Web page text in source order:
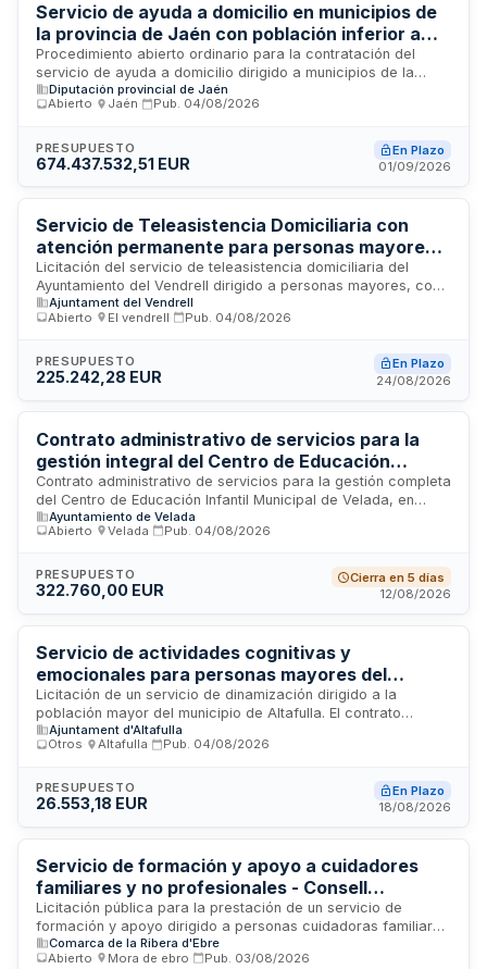
Servicio de ayuda a domicilio en municipios de
la provincia de Jaén con población inferior a
20.000 habitantes
Procedimiento abierto ordinario para la contratación del
servicio de ayuda a domicilio dirigido a municipios de la
provincia de Jaén con población inferior a 20.000 habitantes.
El servicio comprende la asignación de personal auxiliar
mensuales según prescripción, la colaboración con
protocolos técnicos de la Diputación Provincial, la
incidencias y el cumplimiento de responsabilidades en
situaciones excepcionales. La ejecución se ampara en
créditos específicos y se divide en lotes adjudicables según
criterios objetivos.
Diputación provincial de Jaén
Abierto
Jaén Pub. 04/08/2026
PRESUPUESTO
674.437.532,51 EUR
En Plazo
01/09/2026
Servicio de Teleasistencia Domiciliaria con
atención permanente para personas mayores y
en situación de dependencia - Ayuntamiento
del Vendrell
Licitación del servicio de teleasistencia domiciliaria del
Ayuntamiento del Vendrell dirigido a personas mayores, con
dependencia o discapacidad residentes en el municipio. El
servicio garantiza atención permanente veinticuatro horas al
tecnologías de información y comunicación. Está destinado a
promover la permanencia en el entorno habitual, garantizar
fomentar autonomía personal, proporcionar seguridad y
prevenir situaciones de aislamiento social, soledad no
deseada o riesgo domiciliario.
Ajuntament del Vendrell
Abierto
El vendrell Pub. 04/08/2026
PRESUPUESTO
225.242,28 EUR
En Plazo
24/08/2026
Contrato administrativo de servicios para la
gestión integral del Centro de Educación
Infantil Municipal de Velada
Contrato administrativo de servicios para la gestión completa
del Centro de Educación Infantil Municipal de Velada, en
Toledo. El adjudicatario asumirá la prestación del servicio
educativo de primer ciclo de Educación Infantil, incluyendo la
garantizando la continuidad, regularidad y calidad de la
atención a menores. El servicio busca favorecer la
municipio y facilitar el acceso a la escolarización infantil
temprana.
Ayuntamiento de Velada
Abierto
Velada Pub. 04/08/2026
PRESUPUESTO
322.760,00 EUR
Cierra en 5 días
12/08/2026
Servicio de actividades cognitivas y
emocionales para personas mayores del
municipio de Altafulla
Licitación de un servicio de dinamización dirigido a la
población mayor del municipio de Altafulla. El contrato
comprende la realización de actividades cognitivas y
emocionales, así como talleres semanales para usuarios
de la totalidad de usuarios, independientemente de su
asistencia a las actividades propuestas. En caso necesario,
Ayuntamiento.
Ajuntament d'Altafulla
Otros
Altafulla Pub. 04/08/2026
PRESUPUESTO
26.553,18 EUR
En Plazo
18/08/2026
Servicio de formación y apoyo a cuidadores
familiares y no profesionales - Consell
Comarcal de la Ribera d'Ebre
Licitación pública para la prestación de un servicio de
formación y apoyo dirigido a personas cuidadoras familiares
y otros cuidadores no profesionales en la comarca de la
Ribera d'Ebre. El servicio comprende la impartición de cinco
Comarca de la Ribera d'Ebre
Abierto
Mora de ebro Pub. 03/08/2026